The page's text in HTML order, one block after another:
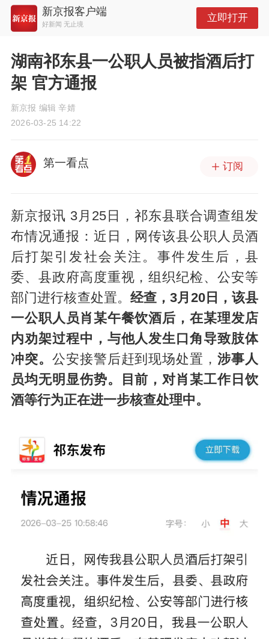
新京报客户端
好新闻 无止境
立即打开
湖南祁东县一公职人员被指酒后打
架 官方通报
新京报 编辑 辛婧
2026-03-25 14:22
第一看点 订阅
新京报讯 3月25日，祁东县联合调查组发
布情况通报：近日，网传该县公职人员酒
后打架引发社会关注。事件发生后，县
委、县政府高度重视，组织纪检、公安等
部门进行核查处置。 经查，3月20日，该县
一公职人员肖某午餐饮酒后，在某理发店
内劝架过程中，与他人发生口角导致肢体
冲突。 公安接警后赶到现场处置，涉事人
员均无明显伤势。目前，对肖某工作日饮
酒等行为正在进一步核查处理中。